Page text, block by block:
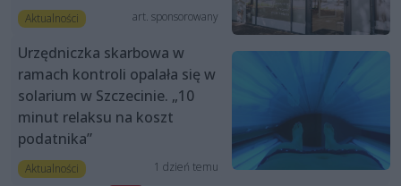
Aktualności art. sponsorowany
Urzędniczka skarbowa w
ramach kontroli opalała się w
solarium w Szczecinie. „10
minut relaksu na koszt
podatnika”
Aktualności 1 dzień temu